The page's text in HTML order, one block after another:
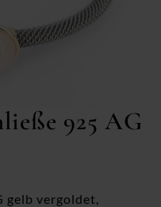
925 AG
gelb vergoldet,